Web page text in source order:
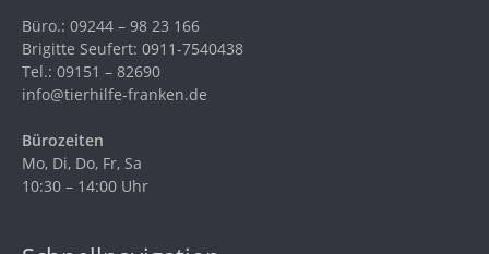
Büro.: 09244 – 98 23 166
Brigitte Seufert: 0911-7540438
Tel.: 09151 – 82690
info@tierhilfe-franken.de
Bürozeiten
Mo, Di, Do, Fr, Sa
10:30 – 14:00 Uhr